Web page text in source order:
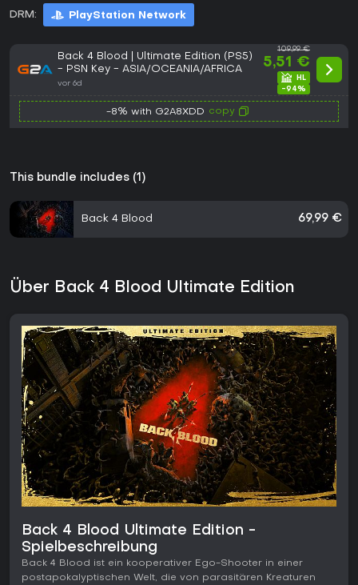
DRM: PlayStation Network
Back 4 Blood | Ultimate Edition (PS5)
- PSN Key - ASIA/OCEANIA/AFRICA
vor 6d
109,99 €
5,51 €
-94%
-8% with G2A8XDD copy
This bundle includes (1)
Back 4 Blood 69,99 €
Über Back 4 Blood Ultimate Edition
Back 4 Blood Ultimate Edition -
Spielbeschreibung
Back 4 Blood ist ein kooperativer Ego-Shooter in einer
postapokalyptischen Welt, die von parasitären Kreaturen